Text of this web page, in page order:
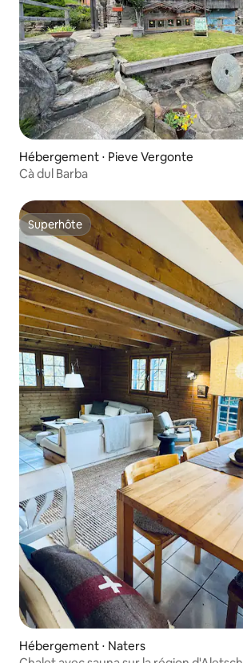
Hébergement ⋅ Pieve Vergonte
Cà dul Barba
Superhôte
Superhôte
Hébergement ⋅ Naters